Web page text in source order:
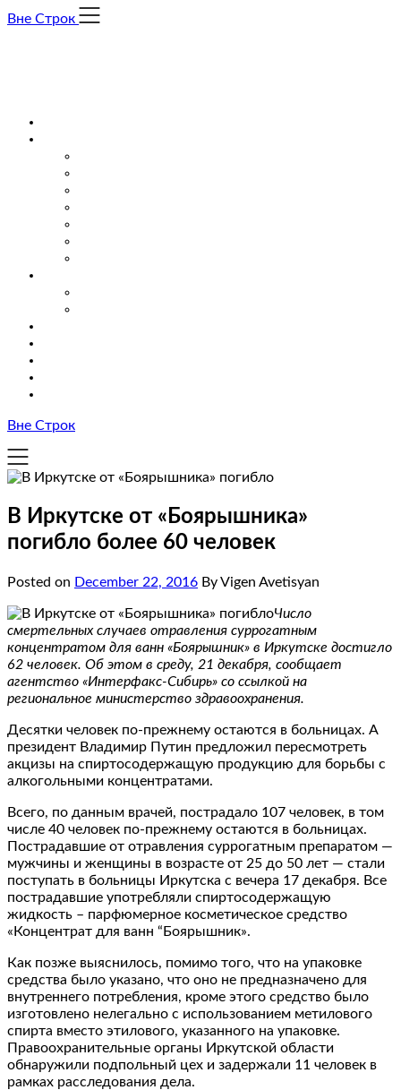
Skip
Вне Строк
Вне Строк
В Иркутске от «Боярышника»
погибло более 60 человек
Posted on December 22, 2016 By Vigen Avetisyan
Число
смертельных случаев отравления суррогатным
концентратом для ванн «Боярышник» в Иркутске достигло
62 человек. Об этом в среду, 21 декабря, сообщает
агентство «Интерфакс-Сибирь» со ссылкой на
региональное министерство здравоохранения.
Десятки человек по-прежнему остаются в больницах. А
президент Владимир Путин предложил пересмотреть
акцизы на спиртосодержащую продукцию для борьбы с
алкогольными концентратами.
Всего, по данным врачей, пострадало 107 человек, в том
числе 40 человек по-прежнему остаются в больницах.
Пострадавшие от отравления суррогатным препаратом —
мужчины и женщины в возрасте от 25 до 50 лет — стали
поступать в больницы Иркутска с вечера 17 декабря. Все
пострадавшие употребляли спиртосодержащую
жидкость – парфюмерное косметическое средство
«Концентрат для ванн “Боярышник».
Как позже выяснилось, помимо того, что на упаковке
средства было указано, что оно не предназначено для
внутреннего потребления, кроме этого средство было
изготовлено нелегально с использованием метилового
спирта вместо этилового, указанного на упаковке.
Правоохранительные органы Иркутской области
обнаружили подпольный цех и задержали 11 человек в
рамках расследования дела.